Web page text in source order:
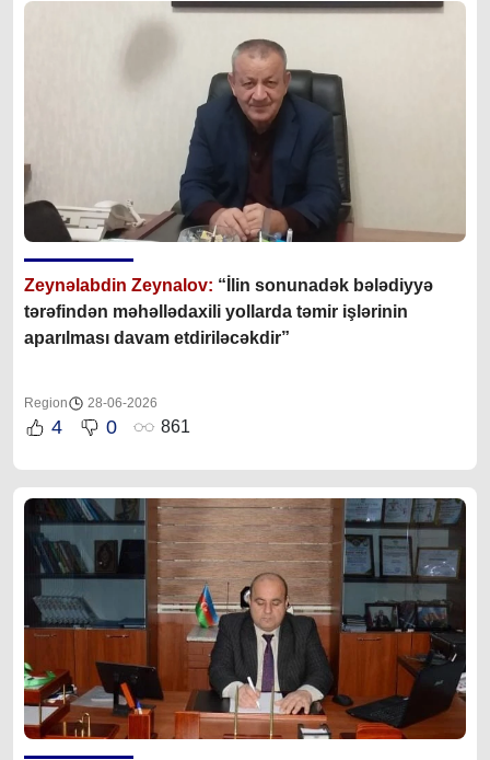
Zeynəlabdin Zeynalov: “İlin sonunadək bələdiyyə
tərəfindən məhəllədaxili yollarda təmir işlərinin
aparılması davam etdiriləcəkdir”
Region 28-06-2026
4 0 861